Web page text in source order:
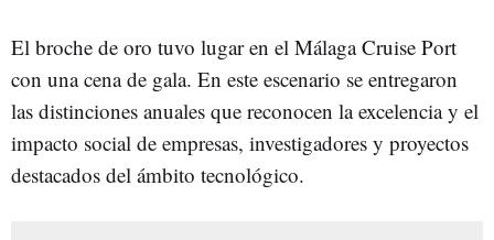
El broche de oro tuvo lugar en el Málaga Cruise Port
con una cena de gala. En este escenario se entregaron
las distinciones anuales que reconocen la excelencia y el
impacto social de empresas, investigadores y proyectos
destacados del ámbito tecnológico.